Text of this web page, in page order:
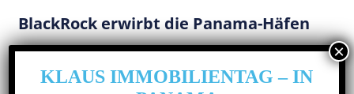
BlackRock erwirbt die Panama-Häfen
KLAUS IMMOBILIENTAG – IN